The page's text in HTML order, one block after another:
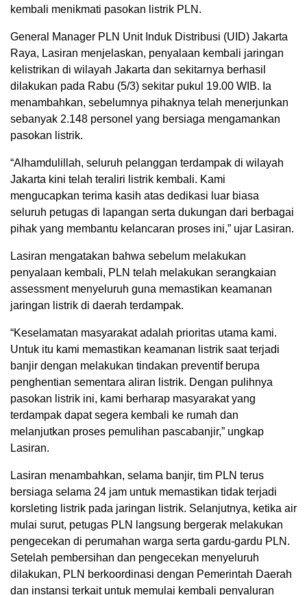
kembali menikmati pasokan listrik PLN.
General Manager PLN Unit Induk Distribusi (UID) Jakarta
Raya, Lasiran menjelaskan, penyalaan kembali jaringan
kelistrikan di wilayah Jakarta dan sekitarnya berhasil
dilakukan pada Rabu (5/3) sekitar pukul 19.00 WIB. Ia
menambahkan, sebelumnya pihaknya telah menerjunkan
sebanyak 2.148 personel yang bersiaga mengamankan
pasokan listrik.
“Alhamdulillah, seluruh pelanggan terdampak di wilayah
Jakarta kini telah teraliri listrik kembali. Kami
mengucapkan terima kasih atas dedikasi luar biasa
seluruh petugas di lapangan serta dukungan dari berbagai
pihak yang membantu kelancaran proses ini,” ujar Lasiran.
Lasiran mengatakan bahwa sebelum melakukan
penyalaan kembali, PLN telah melakukan serangkaian
assessment menyeluruh guna memastikan keamanan
jaringan listrik di daerah terdampak.
“Keselamatan masyarakat adalah prioritas utama kami.
Untuk itu kami memastikan keamanan listrik saat terjadi
banjir dengan melakukan tindakan preventif berupa
penghentian sementara aliran listrik. Dengan pulihnya
pasokan listrik ini, kami berharap masyarakat yang
terdampak dapat segera kembali ke rumah dan
melanjutkan proses pemulihan pascabanjir,” ungkap
Lasiran.
Lasiran menambahkan, selama banjir, tim PLN terus
bersiaga selama 24 jam untuk memastikan tidak terjadi
korsleting listrik pada jaringan listrik. Selanjutnya, ketika air
mulai surut, petugas PLN langsung bergerak melakukan
pengecekan di perumahan warga serta gardu-gardu PLN.
Setelah pembersihan dan pengecekan menyeluruh
dilakukan, PLN berkoordinasi dengan Pemerintah Daerah
dan instansi terkait untuk memulai kembali penyaluran